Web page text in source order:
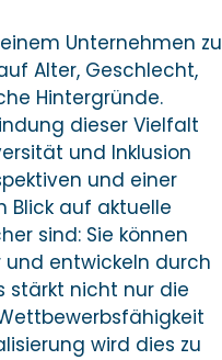
Unternehmen zu
Alter, Geschlecht,
Hintergründe.
dieser Vielfalt
und Inklusion
und einer
Blick auf aktuelle
sind: Sie können
und entwickeln durch
stärkt nicht nur die
wird dies zu